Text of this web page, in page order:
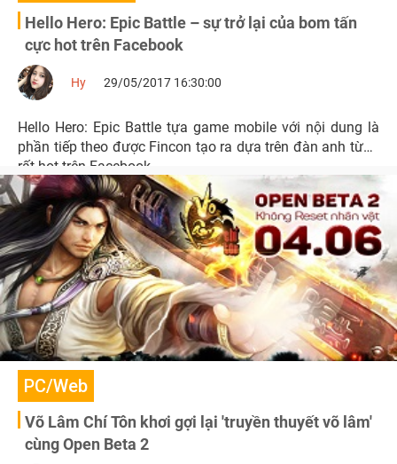
Hello Hero: Epic Battle – sự trở lại của bom tấn
cực hot trên Facebook
Hy 29/05/2017 16:30:00
Hello Hero: Epic Battle tựa game mobile với nội dung là
phần tiếp theo được Fincon tạo ra dựa trên đàn anh từng
rất hot trên Facebook.
PC/Web
Võ Lâm Chí Tôn khơi gợi lại 'truyền thuyết võ lâm'
cùng Open Beta 2